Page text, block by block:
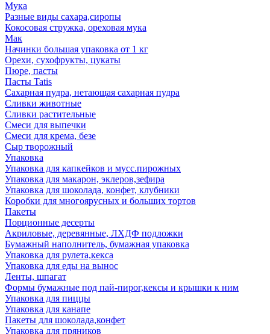
Мука
Разные виды сахара,сиропы
Кокосовая стружка, ореховая мука
Мак
Начинки большая упаковка от 1 кг
Орехи, сухофрукты, цукаты
Пюре, пасты
Пасты Tatis
Сахарная пудра, нетающая сахарная пудра
Сливки животные
Сливки растительные
Смеси для выпечки
Смеси для крема, безе
Сыр творожный
Упаковка
Упаковка для капкейков и мусс.пирожных
Упаковка для макарон, эклеров,зефира
Упаковка для шоколада, конфет, клубники
Коробки для многоярусных и больших тортов
Пакеты
Порционные десерты
Акриловые, деревянные, ЛХДФ подложки
Бумажный наполнитель, бумажная упаковка
Упаковка для рулета,кекса
Упаковка для еды на вынос
Ленты, шпагат
Формы бумажные под пай-пирог,кексы и крышки к ним
Упаковка для пиццы
Упаковка для канапе
Пакеты для шоколада,конфет
Упаковка для пряников